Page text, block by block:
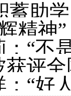
蓄助
精神
：“不
获评
：“好